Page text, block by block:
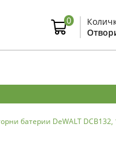
0
батерии DeWALT DCB132,